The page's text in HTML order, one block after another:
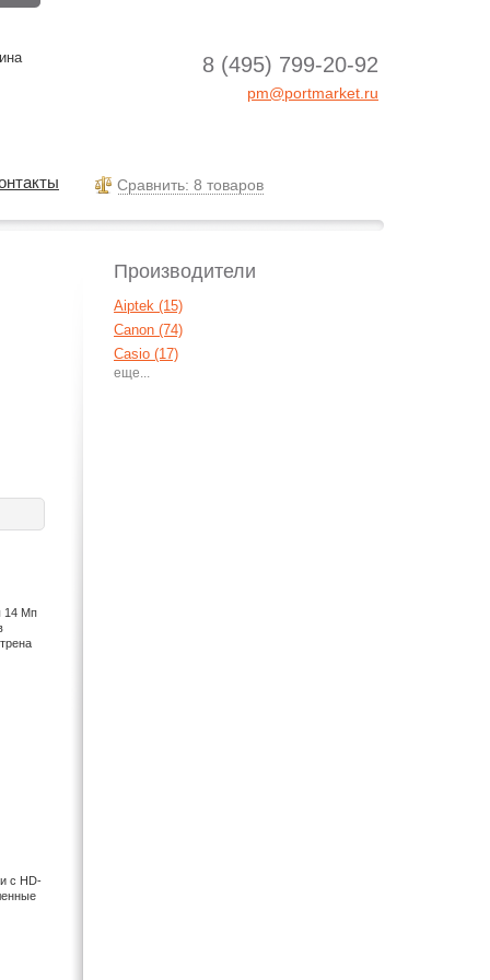
14 Мп
с HD-
Производители
Aiptek (15)
Canon (74)
Casio (17)
FujiFilm (33)
8 (495) 799-20-92
pm@portmarket.ru
Cравнить: 8 товаров